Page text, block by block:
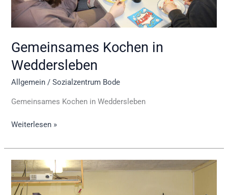
Gemeinsames Kochen in
Weddersleben
Allgemein /Sozialzentrum Bode
Gemeinsames Kochen in Weddersleben
Weiterlesen »
Vorbereitung
auf
das